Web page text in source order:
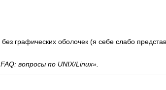
графических оболочек (я себе слабо
вопросы по UNIX/Linux».